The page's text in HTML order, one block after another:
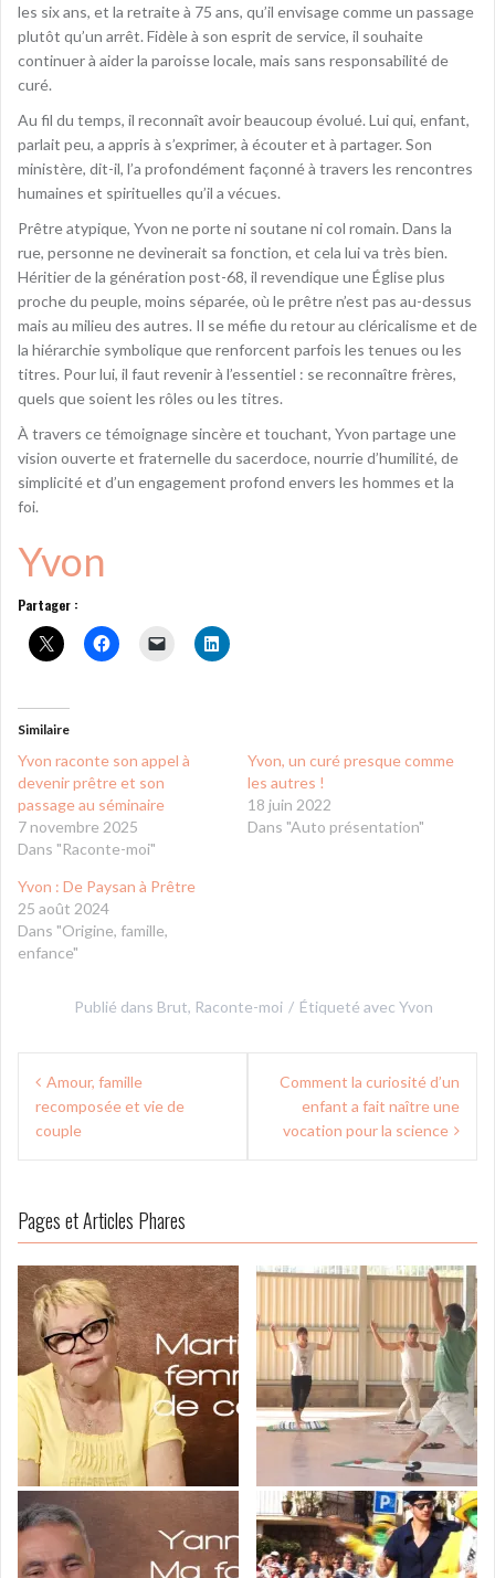
les six ans, et la retraite à 75 ans, qu’il envisage comme un passage
plutôt qu’un arrêt. Fidèle à son esprit de service, il souhaite
continuer à aider la paroisse locale, mais sans responsabilité de
curé.
Au fil du temps, il reconnaît avoir beaucoup évolué. Lui qui, enfant,
parlait peu, a appris à s’exprimer, à écouter et à partager. Son
ministère, dit-il, l’a profondément façonné à travers les rencontres
humaines et spirituelles qu’il a vécues.
Prêtre atypique, Yvon ne porte ni soutane ni col romain. Dans la
rue, personne ne devinerait sa fonction, et cela lui va très bien.
Héritier de la génération post-68, il revendique une Église plus
proche du peuple, moins séparée, où le prêtre n’est pas au-dessus
mais au milieu des autres. Il se méfie du retour au cléricalisme et de
la hiérarchie symbolique que renforcent parfois les tenues ou les
titres. Pour lui, il faut revenir à l’essentiel : se reconnaître frères,
quels que soient les rôles ou les titres.
À travers ce témoignage sincère et touchant, Yvon partage une
vision ouverte et fraternelle du sacerdoce, nourrie d’humilité, de
simplicité et d’un engagement profond envers les hommes et la
foi.
Yvon
Partager :
Similaire
Yvon raconte son appel à
devenir prêtre et son
passage au séminaire
7 novembre 2025
Dans "Raconte-moi"
Yvon, un curé presque comme
les autres !
18 juin 2022
Dans "Auto présentation"
Yvon : De Paysan à Prêtre
25 août 2024
Dans "Origine, famille,
enfance"
Publié dans Brut, Raconte-moi Étiqueté avec Yvon
Navigation
de
l’article
Amour, famille
recomposée et vie de
couple
Comment la curiosité d’un
enfant a fait naître une
vocation pour la science
Pages et Articles Phares